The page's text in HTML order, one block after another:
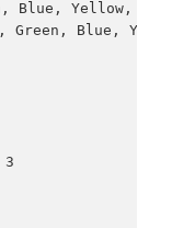
Blue, Yellow,
Green, Blue,
3